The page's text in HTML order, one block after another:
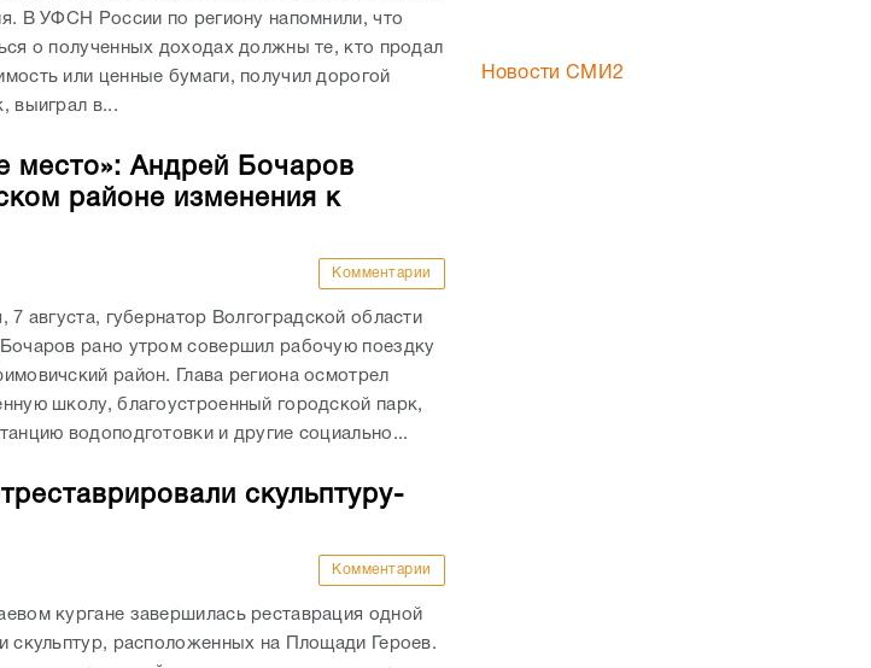
В УФСН России по региону напомнили, что
о полученных доходах должны те, кто продал
или ценные бумаги, получил дорогой
выиграл в...
место»: Андрей Бочаров
районе изменения к
Комментарии
7 августа, губернатор Волгоградской области
рано утром совершил рабочую поездку
район. Глава региона осмотрел
школу, благоустроенный городской парк,
водоподготовки и другие социально...
скульптуру-
Комментарии
кургане завершилась реставрация одной
скульптур, расположенных на Площади Героев.
Новости СМИ2